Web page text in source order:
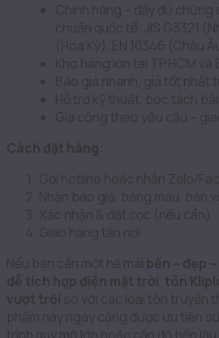
Chính hãng – đầy đủ
chuẩn quốc tế: JIS G3321
(Hoa Kỳ), EN 10346 (Châu
Kho hàng lớn tại TP.HCM và
Báo giá nhanh, giá tốt nhất
Hỗ trợ kỹ thuật, bóc tách
Gia công theo yêu cầu –
Cách đặt hàng:
Gọi hotline hoặc nhắn Zalo/
Nhận báo giá, bảng màu, bản
Xác nhận & đặt cọc (nếu cần)
Giao hàng tận nơi
Nếu bạn cần một hệ mái bền – đẹp
dễ tích hợp điện mặt trời, tôn
vượt trội so với các loại tôn truyền
phẩm này ngày càng được ưu tiên